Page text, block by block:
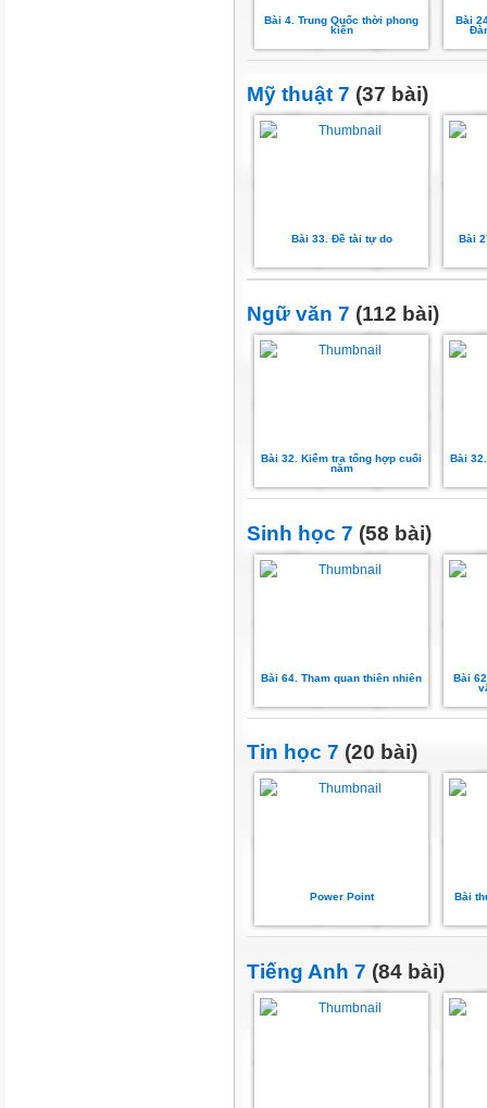
Bài 4. Trung Quốc thời phong
kiến
Bài
Mỹ thuật 7 (37 bài)
Bài 33. Đề tài tự do Bài
Ngữ văn 7 (112 bài)
Bài 32. Kiểm tra tổng hợp cuối
năm
Bài
Sinh học 7 (58 bài)
Bài 64. Tham quan thiên nhiên
Bài
Tin học 7 (20 bài)
Power Point Bài
Tiếng Anh 7 (84 bài)